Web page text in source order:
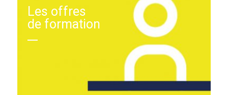
Les offres
de formation